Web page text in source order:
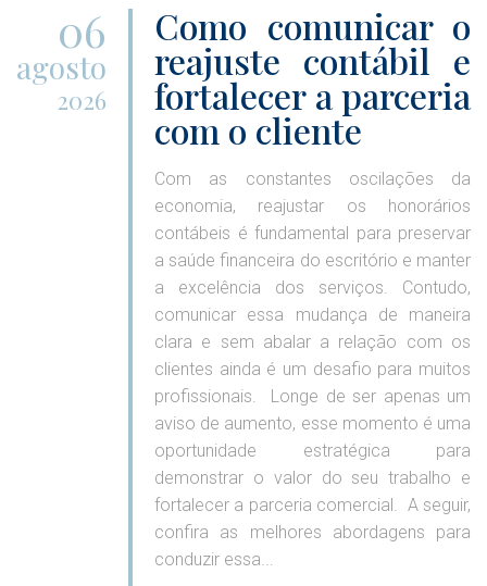
06
agosto
2026
Como comunicar o
reajuste contábil e
fortalecer a parceria
com o cliente
Com as constantes oscilações da
economia, reajustar os honorários
contábeis é fundamental para preservar
a saúde financeira do escritório e manter
a excelência dos serviços. Contudo,
comunicar essa mudança de maneira
clara e sem abalar a relação com os
clientes ainda é um desafio para muitos
profissionais. Longe de ser apenas um
aviso de aumento, esse momento é uma
oportunidade estratégica para
demonstrar o valor do seu trabalho e
fortalecer a parceria comercial. A seguir,
confira as melhores abordagens para
conduzir essa...